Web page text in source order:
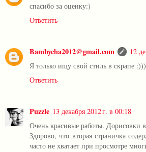
спасибо за оценку:)
Ответить
Bambycha2012@gmail.com
12
Я только ищу свой стиль в скрапе :)))
Ответить
Puzzle 13 декабря 2012 г. в 00:18
Очень красивые работы. Дорисовки
Здорово, что вторая страничка
часто не хватает при просмотре